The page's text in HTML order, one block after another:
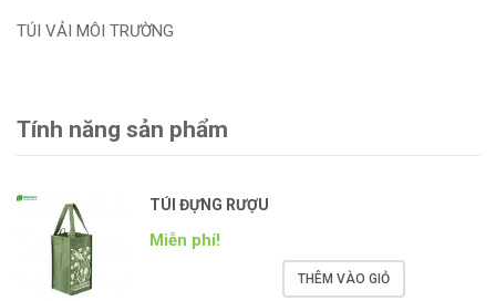
TÚI VẢI MÔI TRƯỜNG
Tính năng sản phẩm
TÚI ĐỰNG RƯỢU
Miễn phí!
THÊM VÀO GIỎ